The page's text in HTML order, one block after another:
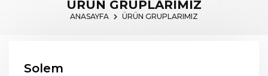
ÜRÜN GRUPLARIMIZ
ANASAYFA ÜRÜN GRUPLARIMIZ
Solem